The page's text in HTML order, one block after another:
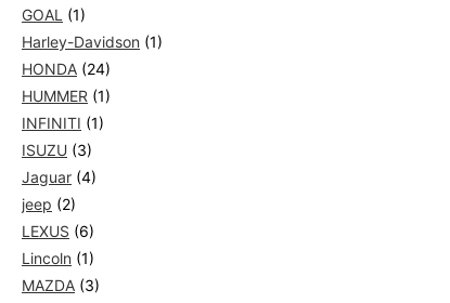
GOAL (1)
Harley-Davidson (1)
HONDA (24)
HUMMER (1)
INFINITI (1)
ISUZU (3)
Jaguar (4)
jeep (2)
LEXUS (6)
Lincoln (1)
MAZDA (3)